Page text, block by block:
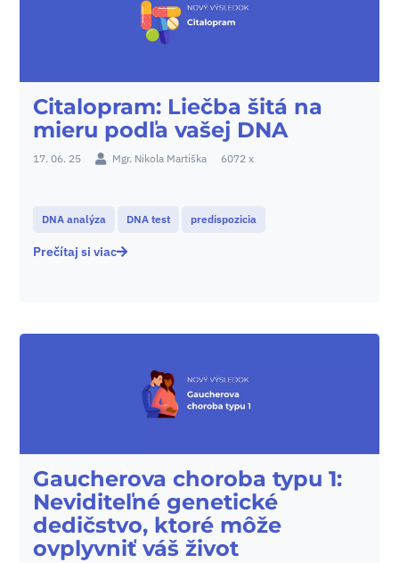
Citalopram: Liečba šitá na
mieru podľa vašej DNA
17. 06. 25 Mgr. Nikola Martiška 6072 x
DNA analýza DNA test predispozicia
Prečítaj si viac
Gaucherova choroba typu 1:
Neviditeľné genetické
dedičstvo, ktoré môže
ovplyvniť váš život